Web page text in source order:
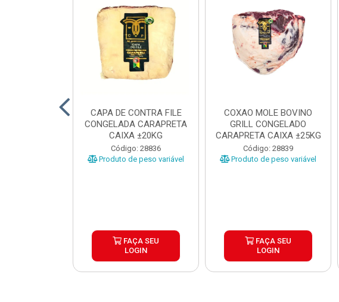
CAPA DE CONTRA FILE
CONGELADA CARAPRETA
CAIXA ±20KG
Código: 28836
Produto de peso variável
FAÇA SEU
LOGIN
COXAO MOLE BOVINO
GRILL CONGELADO
CARAPRETA CAIXA ±25KG
Código: 28839
Produto de peso variável
FAÇA SEU
LOGIN